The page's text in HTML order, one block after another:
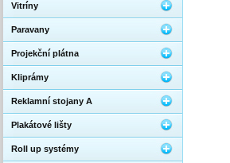
Vitríny
Paravany
Projekční plátna
Kliprámy
Reklamní stojany A
Plakátové lišty
Roll up systémy